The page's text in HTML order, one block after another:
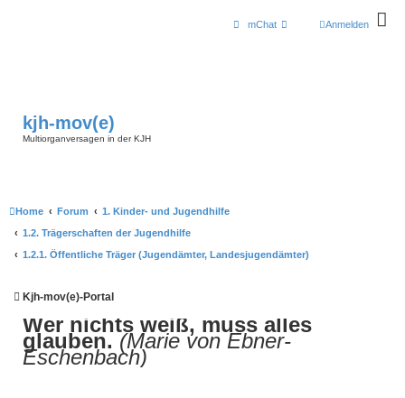
Anmelden
mChat
kjh-mov(e)
Multiorganversagen in der KJH
Home Forum
1. Kinder- und Jugendhilfe
1.2. Trägerschaften der Jugendhilfe
1.2.1. Öffentliche Träger (Jugendämter, Landesjugendämter)
Kjh-mov(e)-Portal
Wer nichts weiß, muss alles
glauben. (Marie von Ebner-
Eschenbach)